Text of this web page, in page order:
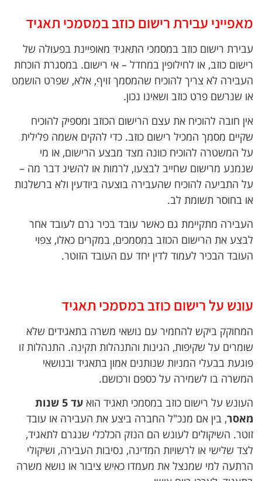
מאפייני עבירת רישום כוזב במסמכי תאגיד
עבירת רישום כוזב במסמכי התאגיד מאופיינת בפעולה של
רישום כוזב, או לחילופין במחדל – אי רישום. במסגרת הוכחת
העבירה לא צריך להוכיח שהמסמך זויף, אלא, שפרט הושמט
או שנרשם פרט כוזב ושאינו נכון.
אין חובה להוכיח את עצם הרישום הכוזב ומספיק להוכיח
שקיים מסמך המכיל רישום כוזב. כדי להקים אשמה פלילית
על המשטרה להוכיח כוונה מצד מבצע הרישום, או מי
שנמנע מרישום שחייב לבצעו, לרמות או להשיג דבר מה –
על התביעה להוכיח שהעבירה בוצעה ביודעין ולא ברשלנות
או בחוסר תשומת לב.
העבירה מתקיימת גם כאשר עובד בכיר גרם לעובד אחר
לבצע את הרישום הכוזב במסמכים, במקרים כאלו, צפוי
העובד הבכיר לעמוד לדין יחד עם העובד הזוטר.
עונש על רישום כוזב במסמכי תאגיד
המחוקק ביקש להחמיר עם נושאי משרה בתאגידים שלא
שומרים על שקיפות, הגינות והתנהלות תקינה. התנהלות זו
פוגעת בבעלי המניות שנותנים אמון בתאגיד ובנושאי
המשרה בו לשמירה על כספם ורכושם.
העונש על רישום כוזב במסמכי תאגיד הוא
עד 5 שנות
מאסר, בין אם מנכ"ל החברה ביצע את העבירה או עובד
זוטר. השיקולים לעונש הם הנזק הכלכלי שנגרם לתאגיד,
לצד שלישי או לרשויות המדינה, נסיבות העבירה, ושיקולי
הרתעה למי שמנצל את מעמדו כאיש ציבור או נושא משרה